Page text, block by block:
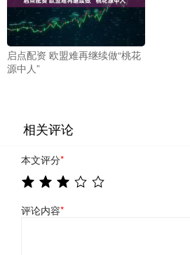
启点配资 欧盟难再继续做“桃花
源中人”
相关评论
本文评分*
评论内容*